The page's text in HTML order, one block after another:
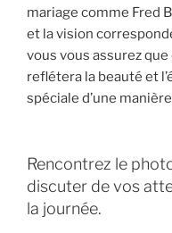
mariage comme Fred
et la vision
vous vous assurez
reflétera la beauté et
spéciale d’une
Rencontrez le
discuter de vos
la journée.